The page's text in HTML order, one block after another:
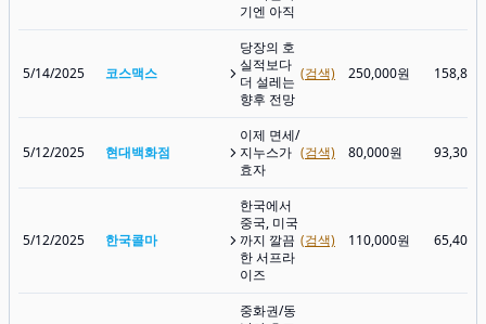
기엔 아직
5/14/2025 코스맥스
당장의 호
실적보다
더 설레는
향후 전망
(검색) 250,000원 158,800
5/12/2025 현대백화점
이제 면세/
지누스가
효자
(검색) 80,000원 93,300
5/12/2025 한국콜마
한국에서
중국, 미국
까지 깔끔
한 서프라
이즈
(검색) 110,000원 65,400
중화권/동